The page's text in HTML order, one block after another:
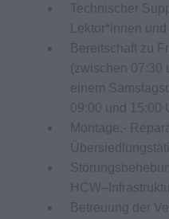
Technischer
Lektor*innen
Bereitschaft zu
(zwischen 07:30
einem
09:00 und 15:00
Montage,-
Betreuung der